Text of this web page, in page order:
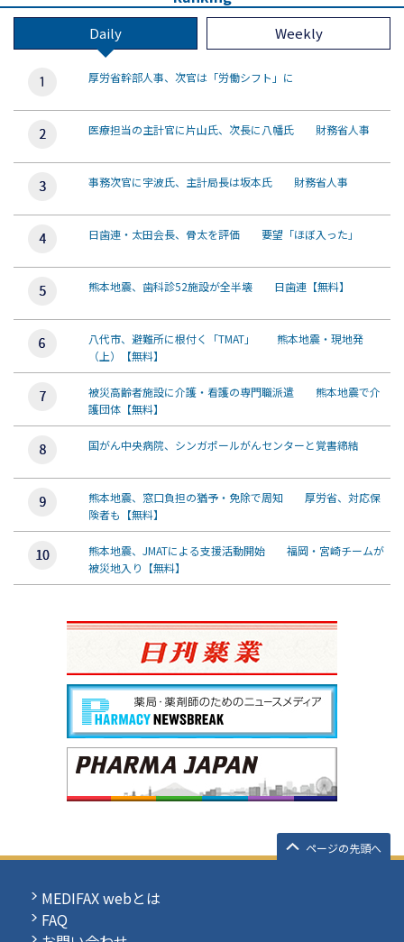
Daily Weekly
厚労省幹部人事、次官は「労働シフト」に
医療担当の主計官に片山氏、次長に八幡氏 財務省人事
事務次官に宇波氏、主計局長は坂本氏 財務省人事
日歯連・太田会長、骨太を評価 要望「ほぼ入った」
熊本地震、歯科診52施設が全半壊 日歯連【無料】
八代市、避難所に根付く「TMAT」 熊本地震・現地発
（上）【無料】
被災高齢者施設に介護・看護の専門職派遣 熊本地震で介
護団体【無料】
国がん中央病院、シンガポールがんセンターと覚書締結
熊本地震、窓口負担の猶予・免除で周知 厚労省、対応保
険者も【無料】
熊本地震、JMATによる支援活動開始 福岡・宮崎チームが
被災地入り【無料】
ページの先頭へ
MEDIFAX webとは
FAQ